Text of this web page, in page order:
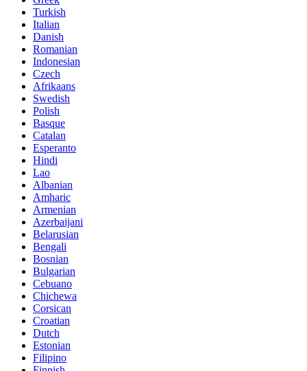
Turkish
Italian
Danish
Romanian
Indonesian
Czech
Afrikaans
Swedish
Polish
Basque
Catalan
Esperanto
Hindi
Lao
Albanian
Amharic
Armenian
Azerbaijani
Belarusian
Bengali
Bosnian
Bulgarian
Cebuano
Chichewa
Corsican
Croatian
Dutch
Estonian
Filipino